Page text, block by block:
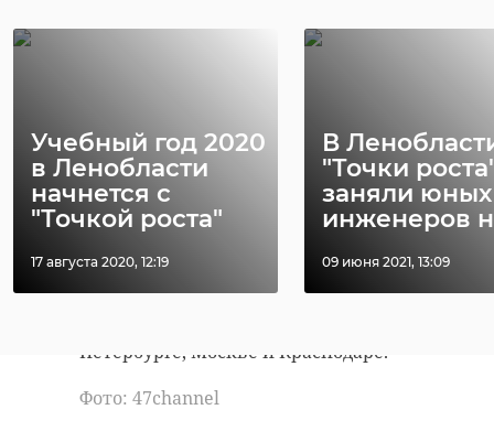
Учебный год 2020
в Ленобласти
начнется с
"Точкой роста"
17 августа 2020, 12:19
В
"Точки
заняли юных
инженеров
09 июня 2021, 13:09
До конца года буду внедрять план
по достижению 25 тонн в день. А в
месяц предприятие выдает
полтора миллиона продукций
На данный момент ассортимент
Петербурге, Москве и Краснодаре.
Фото: 47channel